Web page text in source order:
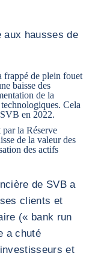
aux hausses de
frappé de plein fouet
baisse des
de la
Cela
en 2022.
la Réserve
de la valeur des
des actifs
de SVB a
clients et
(« bank run
a chuté
et